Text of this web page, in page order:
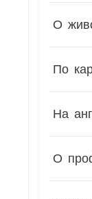
О
По
На
О